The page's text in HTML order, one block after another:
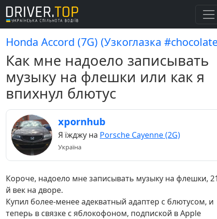
Honda Accord (7G) (Узкоглазка
Как мне надоело записывать
музыку на флешки или как я
впихнул блютус
xpornhub
Я їжджу на Porsche Cayenne (2G)
Україна
Короче, надоело мне записывать музыку на флешки,
й век на дворе.
Купил более-менее адекватный адаптер с блютусом, и
теперь в связке с яблокофоном, подпиской в Apple